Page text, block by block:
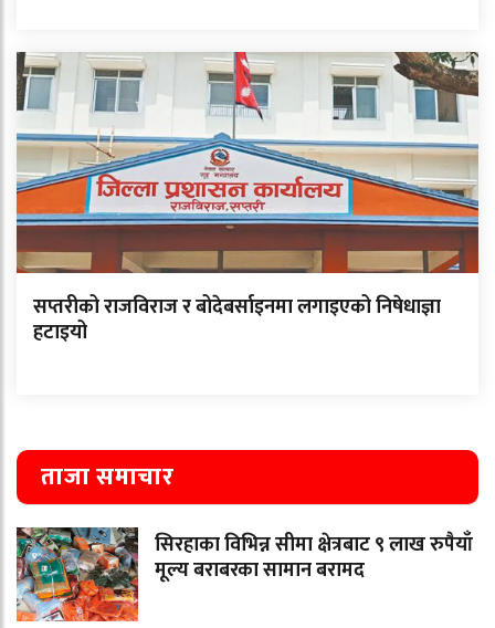
सप्तरीको राजविराज र बोदेबर्साइनमा लगाइएको निषेधाज्ञा
हटाइयो
ताजा समाचार
सिरहाका विभिन्न सीमा क्षेत्रबाट ९ लाख रुपैयाँ
मूल्य बराबरका सामान बरामद